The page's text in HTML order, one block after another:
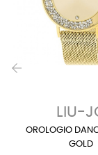
LIU-
OROLOGIO
GOLD